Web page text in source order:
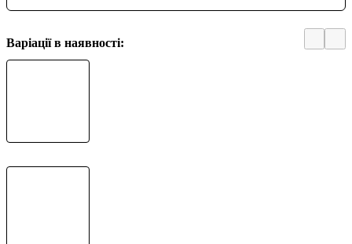
Варіації в наявності: